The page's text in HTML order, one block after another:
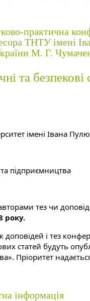
практична
ТНТУ імені
М. Г.
та безпекові
імені Івана
підприємництва
тез чи
року.
і тез
статей будуть
Пріоритет
інформація